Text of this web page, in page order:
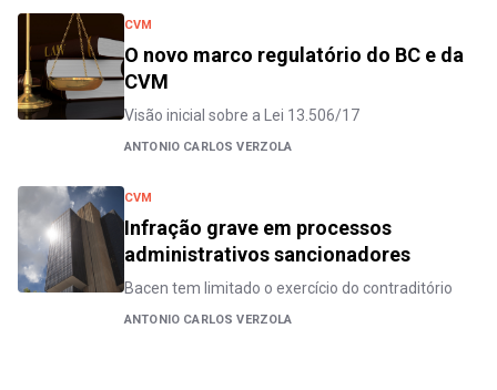
CVM
O novo marco regulatório do BC e da
CVM
Visão inicial sobre a Lei 13.506/17
ANTONIO CARLOS VERZOLA
CVM
Infração grave em processos
administrativos sancionadores
Bacen tem limitado o exercício do contraditório
ANTONIO CARLOS VERZOLA